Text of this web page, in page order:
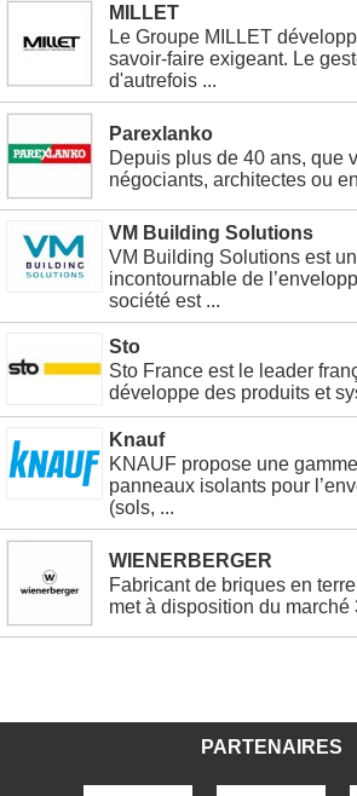
MILLET
Le Groupe MILLET
savoir-faire exigeant. Le
d'autrefois ...
Parexlanko
Depuis plus de 40 ans, que
négociants, architectes ou
VM Building Solutions
VM Building Solutions est
incontournable de
société est ...
Sto
Sto France est le leader
développe des produits et
Knauf
KNAUF propose une
panneaux isolants pour
(sols, ...
WIENERBERGER
Fabricant de briques en
met à disposition du marché
PARTENAIRES